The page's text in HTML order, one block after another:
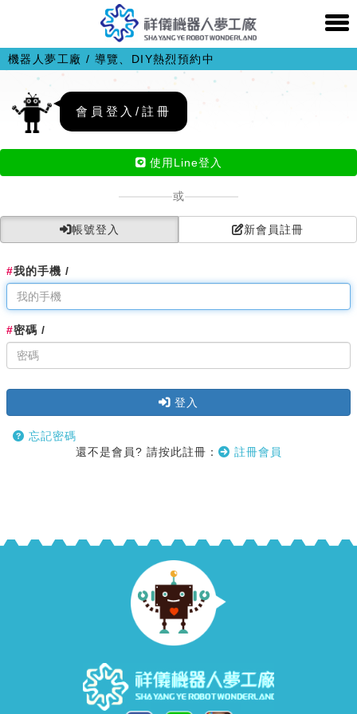
機器人夢工廠 / 導覽、DIY熱烈預約中
會員登入/註冊
使用Line登入
或
帳號登入 新會員註冊
#我的手機 /
#密碼 /
登入
忘記密碼
還不是會員? 請按此註冊：
註冊會員